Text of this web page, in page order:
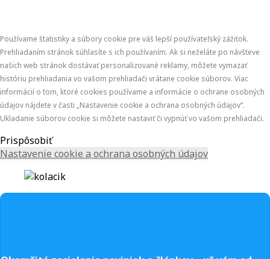
Používame štatistiky a súbory cookie pre váš lepší používateľský zážitok.
Prehliadaním stránok súhlasíte s ich používaním. Ak si neželáte po návšteve
našich web stránok dostávať personalizované reklamy, môžete vymazať
históriu prehliadania vo vašom prehliadači vrátane cookie súborov. Viac
informácií o tom, ktoré cookies používame a informácie o ochrane osobných
údajov nájdete v časti „Nastavenie cookie a ochrana osobných údajov“.
Ukladanie súborov cookie si môžete nastaviť či vypnúť vo vašom prehliadači.
Prispôsobiť
Nastavenie cookie a ochrana osobných údajov